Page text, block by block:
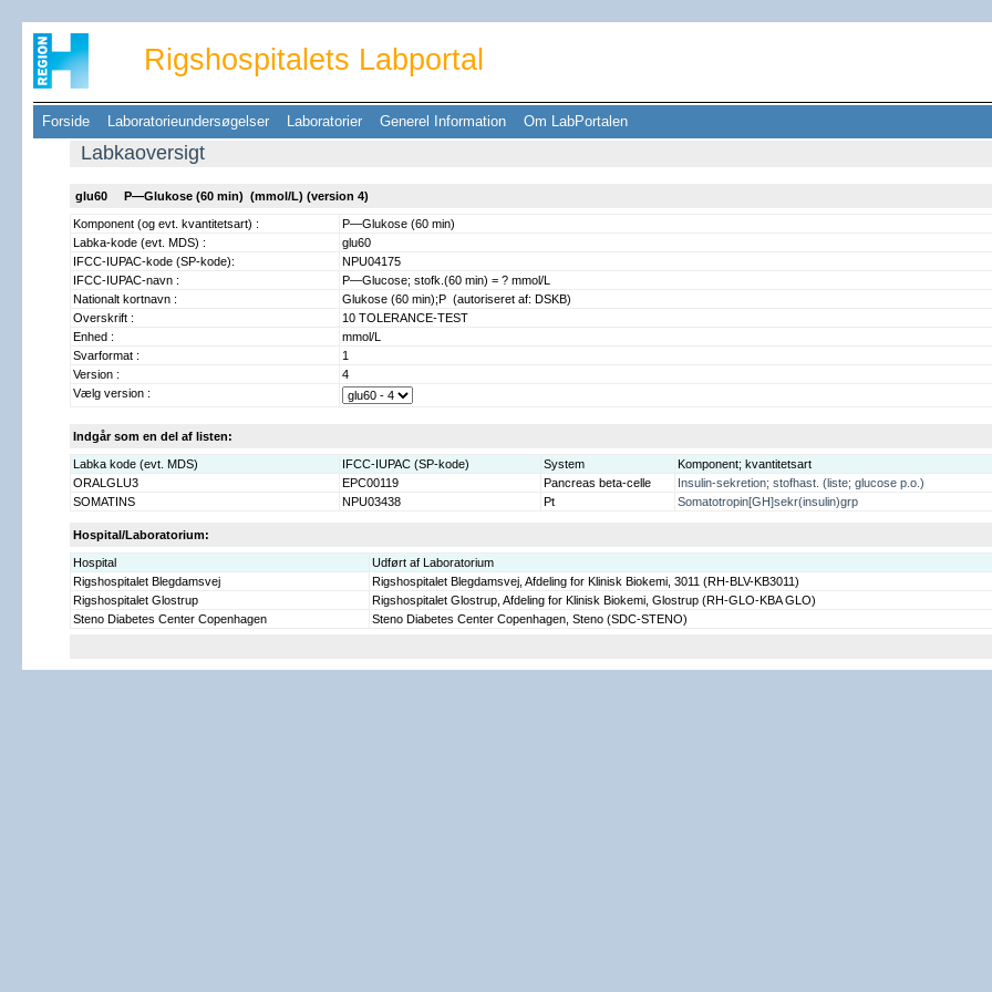
Rigshospitalets Labportal
Forside Laboratorieundersøgelser Laboratorier Generel Information Om LabPortalen
Labkaoversigt
glu60 P—Glukose (60 min) (mmol/L) (version 4)
Komponent (og evt. kvantitetsart) :
P—Glukose (60 min)
Labka-kode (evt. MDS) :
glu60
IFCC-IUPAC-kode (SP-kode):
NPU04175
IFCC-IUPAC-navn :
P—Glucose; stofk.(60 min) = ? mmol/L
Nationalt kortnavn :
Glukose (60 min);P (autoriseret af: DSKB)
Overskrift :
10 TOLERANCE-TEST
Enhed :
mmol/L
Svarformat :
1
Version :
4
Vælg version :
Indgår som en del af listen:
Labka kode (evt. MDS) IFCC-IUPAC (SP-kode) System Komponent; kvantitetsart
ORALGLU3
EPC00119 Pancreas beta-celle
Insulin-sekretion; stofhast. (liste; glucose p.o.)
SOMATINS
NPU03438 Pt Somatotropin[GH]sekr(insulin)grp
Hospital/Laboratorium:
Hospital Udført af Laboratorium
Rigshospitalet Blegdamsvej
Rigshospitalet Blegdamsvej, Afdeling for Klinisk Biokemi, 3011 (RH-BLV-KB3011)
Rigshospitalet Glostrup
Rigshospitalet Glostrup, Afdeling for Klinisk Biokemi, Glostrup (RH-GLO-KBA GLO)
Steno Diabetes Center Copenhagen
Steno Diabetes Center Copenhagen, Steno (SDC-STENO)